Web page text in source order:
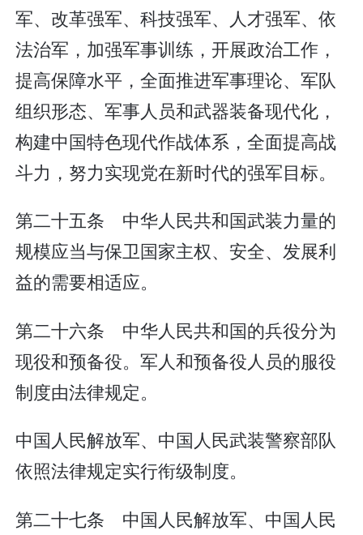
军、改革强军、科技强军、人才强军、依
法治军，加强军事训练，开展政治工作，
提高保障水平，全面推进军事理论、军队
组织形态、军事人员和武器装备现代化，
构建中国特色现代作战体系，全面提高战
斗力，努力实现党在新时代的强军目标。
第二十五条 中华人民共和国武装力量的
规模应当与保卫国家主权、安全、发展利
益的需要相适应。
第二十六条 中华人民共和国的兵役分为
现役和预备役。军人和预备役人员的服役
制度由法律规定。
中国人民解放军、中国人民武装警察部队
依照法律规定实行衔级制度。
第二十七条 中国人民解放军、中国人民